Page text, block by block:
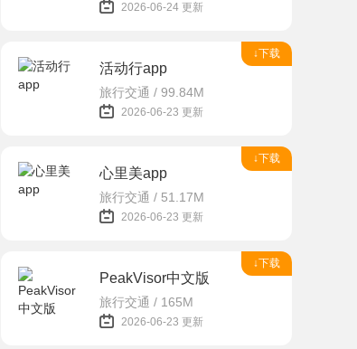
2026-06-24 更新
↓下载
活动行app
旅行交通 / 99.84M
2026-06-23 更新
↓下载
心里美app
旅行交通 / 51.17M
2026-06-23 更新
↓下载
PeakVisor中文版
旅行交通 / 165M
2026-06-23 更新